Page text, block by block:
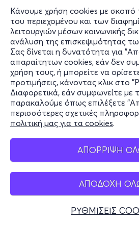
Κάνουμε χρήση cookies με σκοπό
του περιεχομένου και των
λειτουργιών μέσων κοινωνικής
ανάλυση της επισκεψιμότητας
Σας δίνεται η δυνατότητα για
απαραίτητων cookies, εάν δεν
χρήση τους, ή μπορείτε να
προτιμήσεις, κάνοντας κλικ στο
Διαφορετικά, εάν συμφωνείτε με
παρακαλούμε όπως επιλέξετε
περισσότερες σχετικές
πολιτική μας για τα cookies.
ΑΠΟΡΡΙΨΗ
ΑΠΟΔΟΧΗ
ΡΥΘΜΙΣΕΙΣ